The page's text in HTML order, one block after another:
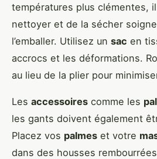
températures plus clémentes,
nettoyer et de la sécher
l’emballer. Utilisez un sac en
accrocs et les déformations.
au lieu de la plier pour
Les accessoires comme les
les gants doivent également
Placez vos palmes et votre
dans des housses